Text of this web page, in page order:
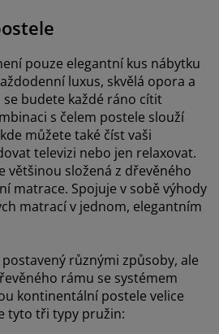
pouze elegantní kus nábytku
luxus, skvělá opora a
budete každé ráno cítit
s čelem postele slouží
můžete také číst vaši
televizi nebo jen relaxovat.
většinou složená z dřevěného
matrace. Spojuje v sobě výhody
matrací v jednom, elegantním
různými způsoby, ale
rámu se systémem
kontinentální postele velice
tyto tři typy pružin: